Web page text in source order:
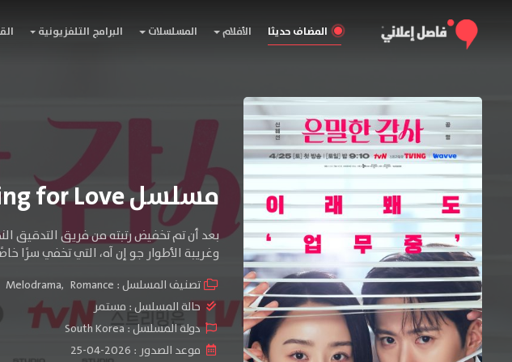
المضاف حديثا الأفلام المسلسلات البرامج التلفزيونية
مسلسل Filing for Love الموسم الاول
بعد أن تم تخفيض رتبته من فريق التدقيق
وغريبة الأطوار جو إن آه، التي تخفي سرًا
تصنيف المسلسل : Melodrama, Romance
حالة المسلسل : مستمر
دولة المسلسل : South Korea
موعد الصدور : 2026-04-25